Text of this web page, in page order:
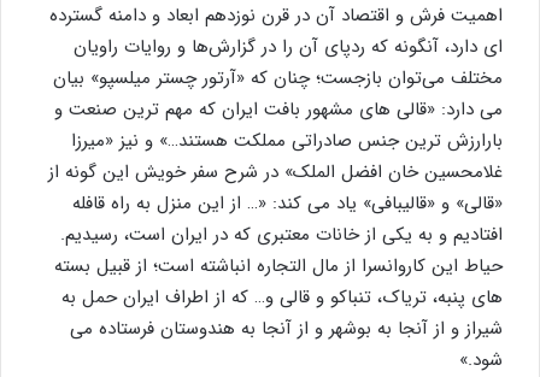
اهمیت فرش و اقتصاد آن در قرن نوزدهم ابعاد و دامنه گسترده
ای دارد، آنگونه که ردپای آن را در گزارش‌ها و روایات راویان
مختلف می‌توان بازجست؛ چنان که «آرتور چستر میلسپو» بیان
می دارد: «قالی های مشهور بافت ایران که مهم ترین صنعت و
بارارزش ترین جنس صادراتی مملکت هستند…» و نیز «میرزا
غلامحسین خان افضل الملک» در شرح سفر خویش این گونه از
«قالی» و «قالیبافی» یاد می کند: «… از این منزل به راه قافله
افتادیم و به یکی از خانات معتبری که در ایران است، رسیدیم.
حیاط این کاروانسرا از مال التجاره انباشته است؛ از قبیل بسته
های پنبه، تریاک، تنباکو و قالی و… که از اطراف ایران حمل به
شیراز و از آنجا به بوشهر و از آنجا به هندوستان فرستاده می
شود.»